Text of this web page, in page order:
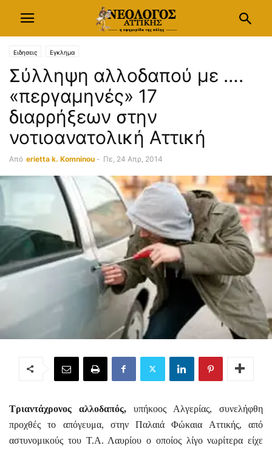
Ειδησεις Εγκλημα
Σύλληψη αλλοδαπού με ….
«περγαμηνές» 17
διαρρήξεων στην
νοτιοανατολική Αττική
Από erietta k. Komninou - Πε, 24 Απρ, 2014
Τριαντάχρονος αλλοδαπός, υπήκοος Αλγερίας, συνελήφθη
προχθές το απόγευμα, στην Παλαιά Φώκαια Αττικής, από
αστυνομικούς του Τ.Α. Λαυρίου ο οποίος λίγο νωρίτερα είχε